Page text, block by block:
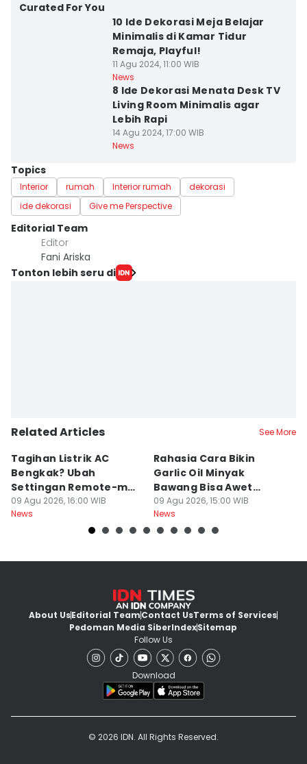
Curated For You
10 Ide Dekorasi Meja Belajar
Minimalis di Kamar Tidur
Remaja, Playful!
11 Agu 2024, 11:00 WIB
News
8 Ide Dekorasi Menata Desk TV
Living Room Minimalis agar
Lebih Rapi
14 Agu 2024, 17:00 WIB
News
Topics
Interior rumah Interior rumah
dekorasi
ide dekorasi
Give me Perspective
Editorial Team
Editor
Fani Ariska
Tonton lebih seru di
Related Articles See More
Tagihan Listrik AC
Bengkak? Ubah
Settingan Remote-mu
ke Mode Ini Mulai Nanti
Malam
09 Agu 2026, 16:00 WIB
News
Rahasia Cara Bikin
Garlic Oil Minyak
Bawang Bisa Awet
Berbulan-bulan: Bumbu
Level Resto!
09 Agu 2026, 15:00 WIB
News
About UsEditorial TeamContact UsTerms of Services
Pedoman Media SiberIndexSitemap
Follow Us
Download
© 2026 IDN. All Rights Reserved.